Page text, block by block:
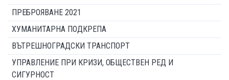
ПРЕБРОЯВАНЕ 2021
ХУМАНИТАРНА ПОДКРЕПА
ВЪТРЕШНОГРАДСКИ ТРАНСПОРТ
УПРАВЛЕНИЕ ПРИ КРИЗИ, ОБЩЕСТВЕН РЕД И
СИГУРНОСТ